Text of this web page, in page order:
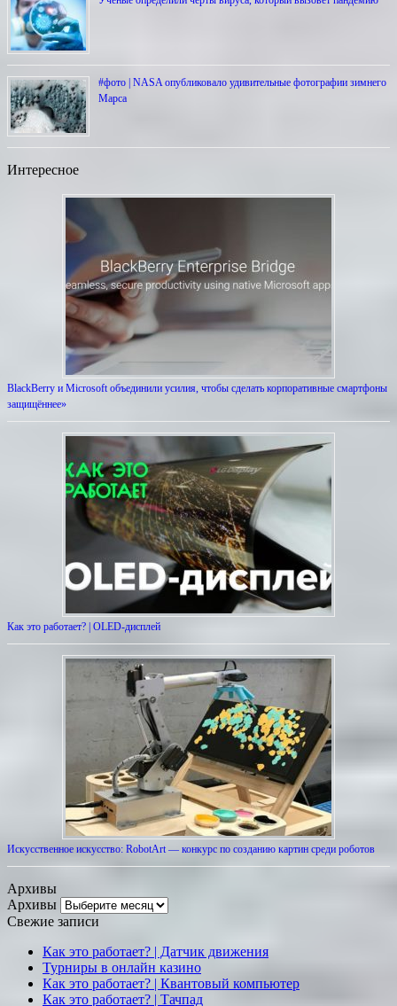
#фото | NASA опубликовало удивительные фотографии зимнего
Марса
Интересное
BlackBerry и Microsoft объединили усилия, чтобы сделать корпоративные смартфоны
защищённее»
Как это работает? | OLED-дисплей
Искусственное искусство: RobotArt — конкурс по созданию картин среди роботов
Архивы
Архивы
Свежие записи
Как это работает? | Датчик движения
Турниры в онлайн казино
Как это работает? | Квантовый компьютер
Как это работает? | Тачпад